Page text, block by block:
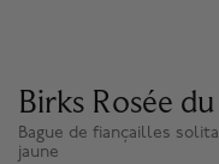
Birks Rosée
Bague de fiançailles
jaune